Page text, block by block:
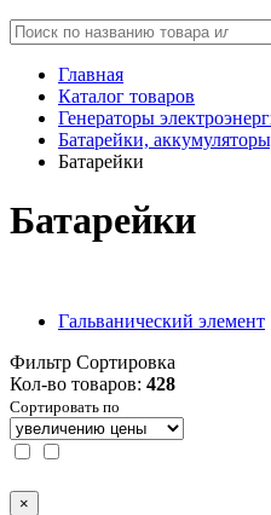
Главная
Каталог товаров
Генераторы
Батарейки,
Батарейки
Батарейки
Гальванический элемент
Фильтр Сортировка
Кол-во товаров: 428
Сортировать по
×